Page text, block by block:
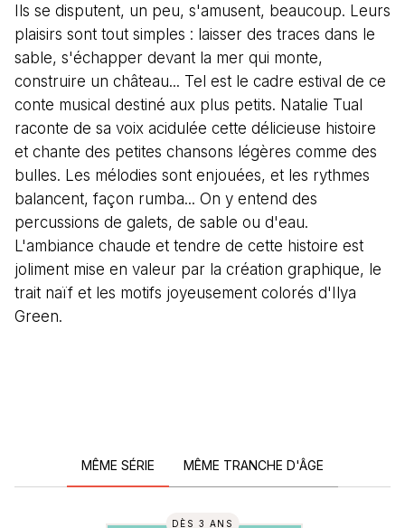
Ils se disputent, un peu, s'amusent, beaucoup. Leurs
plaisirs sont tout simples : laisser des traces dans le
sable, s'échapper devant la mer qui monte,
construire un château... Tel est le cadre estival de ce
conte musical destiné aux plus petits. Natalie Tual
raconte de sa voix acidulée cette délicieuse histoire
et chante des petites chansons légères comme des
bulles. Les mélodies sont enjouées, et les rythmes
balancent, façon rumba... On y entend des
percussions de galets, de sable ou d'eau.
L'ambiance chaude et tendre de cette histoire est
joliment mise en valeur par la création graphique, le
trait naïf et les motifs joyeusement colorés d'Ilya
Green.
MÊME SÉRIE MÊME TRANCHE D'ÂGE
DÈS 3 ANS